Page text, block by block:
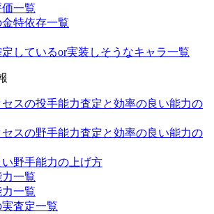
一覧
特依存一覧
しているor実装しそうなキャラ一覧
スの投手能力査定と効率の良い能力の
スの野手能力査定と効率の良い能力の
野手能力の上げ方
一覧
一覧
査定一覧